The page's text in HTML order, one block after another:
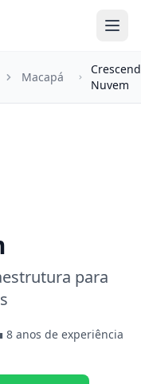
Macapá
Nuvem
para
8 anos de experiência